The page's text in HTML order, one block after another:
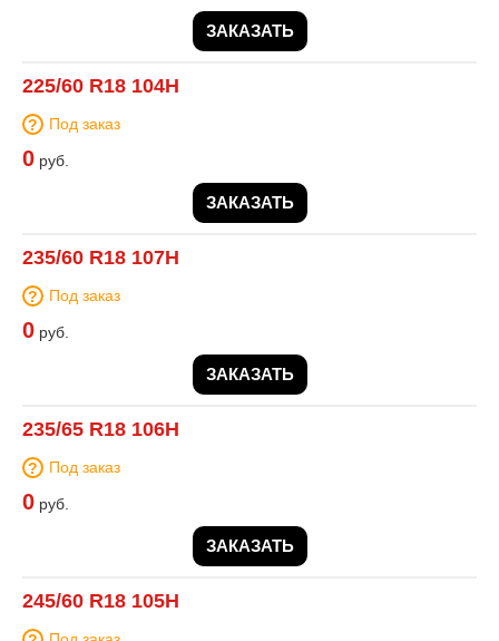
ЗАКАЗАТЬ
225/60 R18 104H
Под заказ
0 руб.
ЗАКАЗАТЬ
235/60 R18 107H
Под заказ
0 руб.
ЗАКАЗАТЬ
235/65 R18 106H
Под заказ
0 руб.
ЗАКАЗАТЬ
245/60 R18 105H